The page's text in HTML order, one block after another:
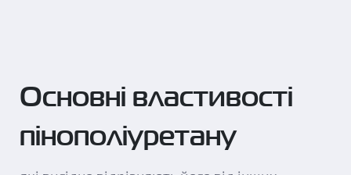
Основні властивості
пінополіуретану